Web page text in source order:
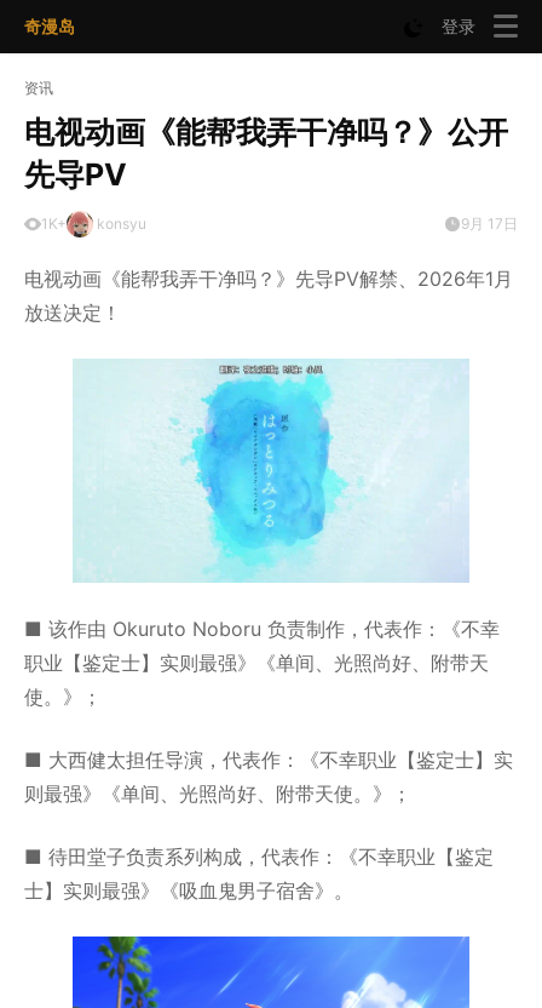
奇漫岛 登录
资讯
电视动画《能帮我弄干净吗？》公开
先导PV
1K+ konsyu 9月 17日
电视动画《能帮我弄干净吗？》先导PV解禁、2026年1月
放送决定！
■ 该作由 Okuruto Noboru 负责制作，代表作：《不幸
职业【鉴定士】实则最强》《单间、光照尚好、附带天
使。》；
■ 大西健太担任导演，代表作：《不幸职业【鉴定士】实
则最强》《单间、光照尚好、附带天使。》；
■ 待田堂子负责系列构成，代表作：《不幸职业【鉴定
士】实则最强》《吸血鬼男子宿舍》。